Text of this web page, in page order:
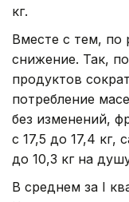
кг.
Вместе с тем, по
снижение. Так,
продуктов
потребление
без изменений,
с 17,5 до 17,4 кг,
до 10,3 кг на
В среднем за I